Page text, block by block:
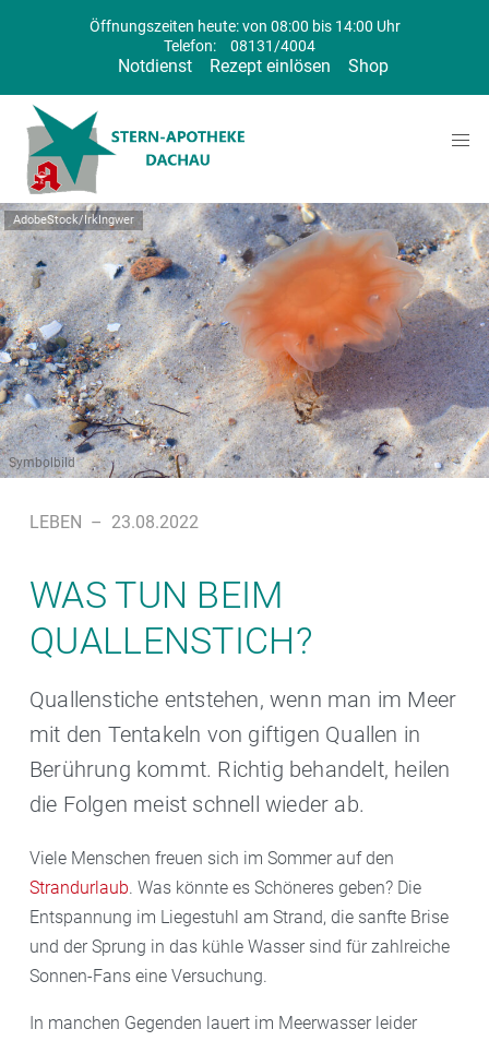
Öffnungszeiten heute: von 08:00 bis 14:00 Uhr
Telefon:
08131/4004
Notdienst Rezept einlösen Shop
AdobeStock/IrkIngwer
Symbolbild
LEBEN – 23.08.2022
WAS TUN BEIM
QUALLENSTICH?
Quallenstiche entstehen, wenn man im Meer
mit den Tentakeln von giftigen Quallen in
Berührung kommt. Richtig behandelt, heilen
die Folgen meist schnell wieder ab.
Viele Menschen freuen sich im Sommer auf den
Strandurlaub. Was könnte es Schöneres geben? Die
Entspannung im Liegestuhl am Strand, die sanfte Brise
und der Sprung in das kühle Wasser sind für zahlreiche
Sonnen-Fans eine Versuchung.
In manchen Gegenden lauert im Meerwasser leider